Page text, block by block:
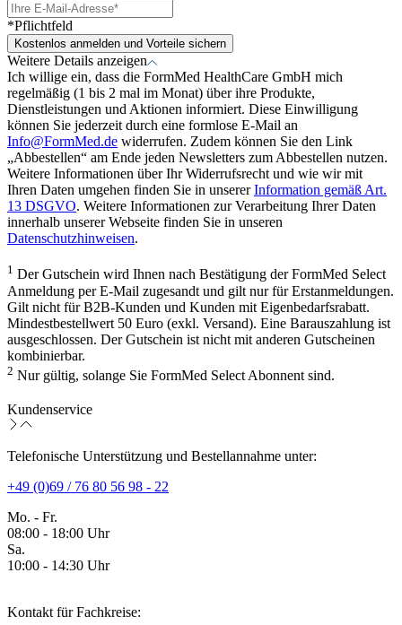
*Pflichtfeld
Kostenlos anmelden und Vorteile sichern
Weitere Details anzeigen
Ich willige ein, dass die FormMed HealthCare GmbH mich
regelmäßig (1 bis 2 mal im Monat) über ihre Produkte,
Dienstleistungen und Aktionen informiert. Diese Einwilligung
können Sie jederzeit durch eine formlose E-Mail an
Info@FormMed.de widerrufen. Zudem können Sie den Link
„Abbestellen“ am Ende jeden Newsletters zum Abbestellen nutzen.
Weitere Informationen über Ihr Widerrufsrecht und wie wir mit
Ihren Daten umgehen finden Sie in unsererInformation gemäß Art.
13 DSGVO. Weitere Informationen zur Verarbeitung Ihrer Daten
innerhalb unserer Webseite finden Sie in unseren
Datenschutzhinweisen.
1 Der Gutschein wird Ihnen nach Bestätigung der FormMed Select
Anmeldung per E-Mail zugesandt und gilt nur für Erstanmeldungen.
Gilt nicht für B2B-Kunden und Kunden mit Eigenbedarfsrabatt.
Mindestbestellwert 50 Euro (exkl. Versand). Eine Barauszahlung ist
ausgeschlossen. Der Gutschein ist nicht mit anderen Gutscheinen
kombinierbar.
2 Nur gültig, solange Sie FormMed Select Abonnent sind.
Kundenservice
Telefonische Unterstützung und Bestellannahme unter:
+49 (0)69 / 76 80 56 98 - 22
Mo. - Fr.
08:00 - 18:00 Uhr
Sa.
10:00 - 14:30 Uhr
Kontakt für Fachkreise: